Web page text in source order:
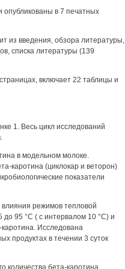
в 7 печатных
из введения, обзора литературы,
списка литературы (139
включает 22 таблицы и
1. Весь цикл исследований
в модельном молоке.
каротина (циклокар и веторон)
показатели
режимов тепловой
до 95 °С ( с интервалом 10 °С) и
Исследована
продуктах в течении 3 суток
количества бета-каротина,